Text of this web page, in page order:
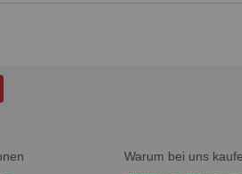
Warum bei uns